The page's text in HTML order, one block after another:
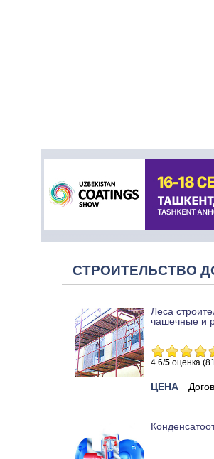
СТРОИТЕЛЬСТВО
Леса
чашечные и
4.6/5 оценка
ЦЕНА